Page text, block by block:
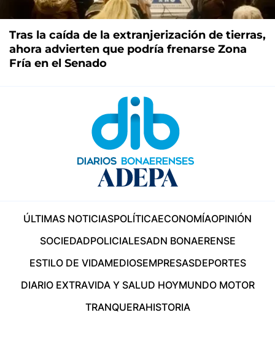
Tras la caída de la extranjerización de tierras,
ahora advierten que podría frenarse Zona
Fría en el Senado
ÚLTIMAS NOTICIASPOLÍTICAECONOMÍAOPINIÓN
SOCIEDADPOLICIALESADN BONAERENSE
ESTILO DE VIDAMEDIOSEMPRESASDEPORTES
DIARIO EXTRAVIDA Y SALUD HOYMUNDO MOTOR
TRANQUERAHISTORIA